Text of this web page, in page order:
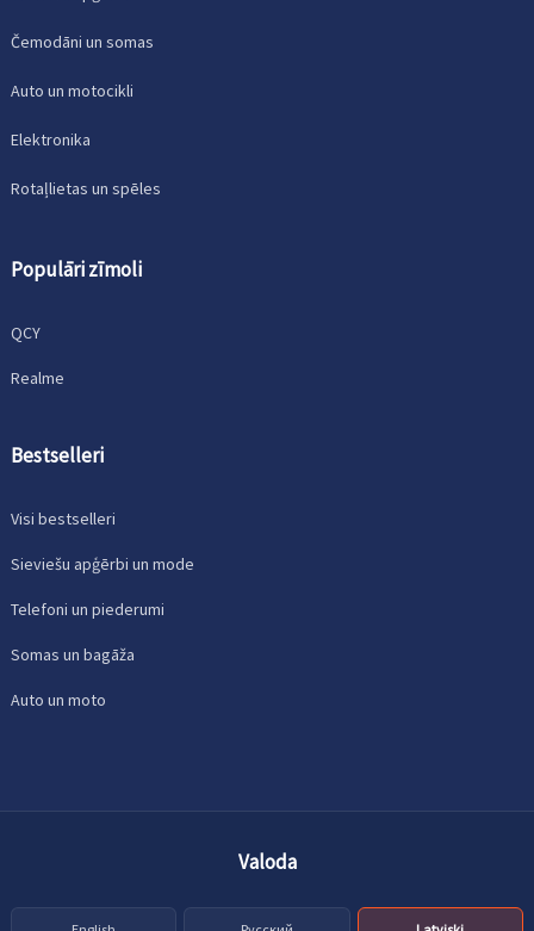
Čemodāni un somas
Auto un motocikli
Elektronika
Rotaļlietas un spēles
Populāri zīmoli
QCY
Realme
Bestselleri
Visi bestselleri
Sieviešu apģērbi un mode
Telefoni un piederumi
Somas un bagāža
Auto un moto
Valoda